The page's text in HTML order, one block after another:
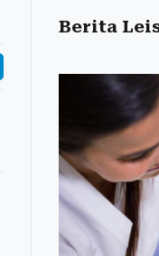
Berita